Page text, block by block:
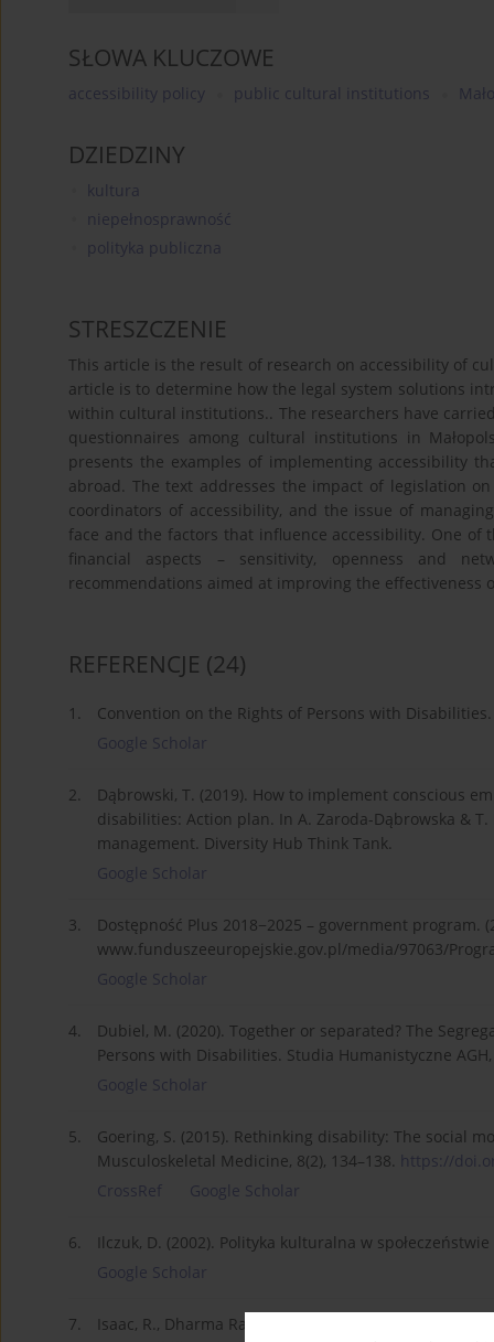
SŁOWA KLUCZOWE
accessibility policy public cultural institutions
DZIEDZINY
kultura
niepełnosprawność
polityka publiczna
STRESZCZENIE
This article is the result of research on accessibility of
article is to determine how the legal system solutions
within cultural institutions.. The researchers have
questionnaires among cultural institutions in
presents the examples of implementing accessibility
abroad. The text addresses the impact of legislation
coordinators of accessibility, and the issue of
face and the factors that influence accessibility. One
financial aspects – sensitivity, openness and
recommendations aimed at improving the effectiveness
REFERENCJE (24)
1.
Convention on the Rights of Persons with Disabilities.
Google Scholar
2.
Dąbrowski, T. (2019). How to implement conscious
disabilities: Action plan. In A. Zaroda-Dąbrowska &
management. Diversity Hub Think Tank.
Google Scholar
3.
Dostępność Plus 2018−2025 – government program.
www.funduszeeuropejskie.gov.pl/media/97063/
Google Scholar
4.
Dubiel, M. (2020). Together or separated? The
Persons with Disabilities. Studia Humanistyczne AGH,
Google Scholar
5.
Goering, S. (2015). Rethinking disability: The social
Musculoskeletal Medicine, 8(2), 134–138. https://
CrossRef
Google Scholar
6.
Ilczuk, D. (2002). Polityka kulturalna w
Google Scholar
7.
Isaac, R., Dharma Raja, B., & Ravanan, M. P.